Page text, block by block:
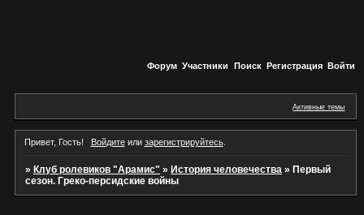
Форум Участники Поиск Регистрация Войти
Активные темы
Привет, Гость! Войдитеили зарегистрируйтесь.
» Клуб ролевиков "Арамис" » История человечества » Первый
сезон. Греко-персидские войны